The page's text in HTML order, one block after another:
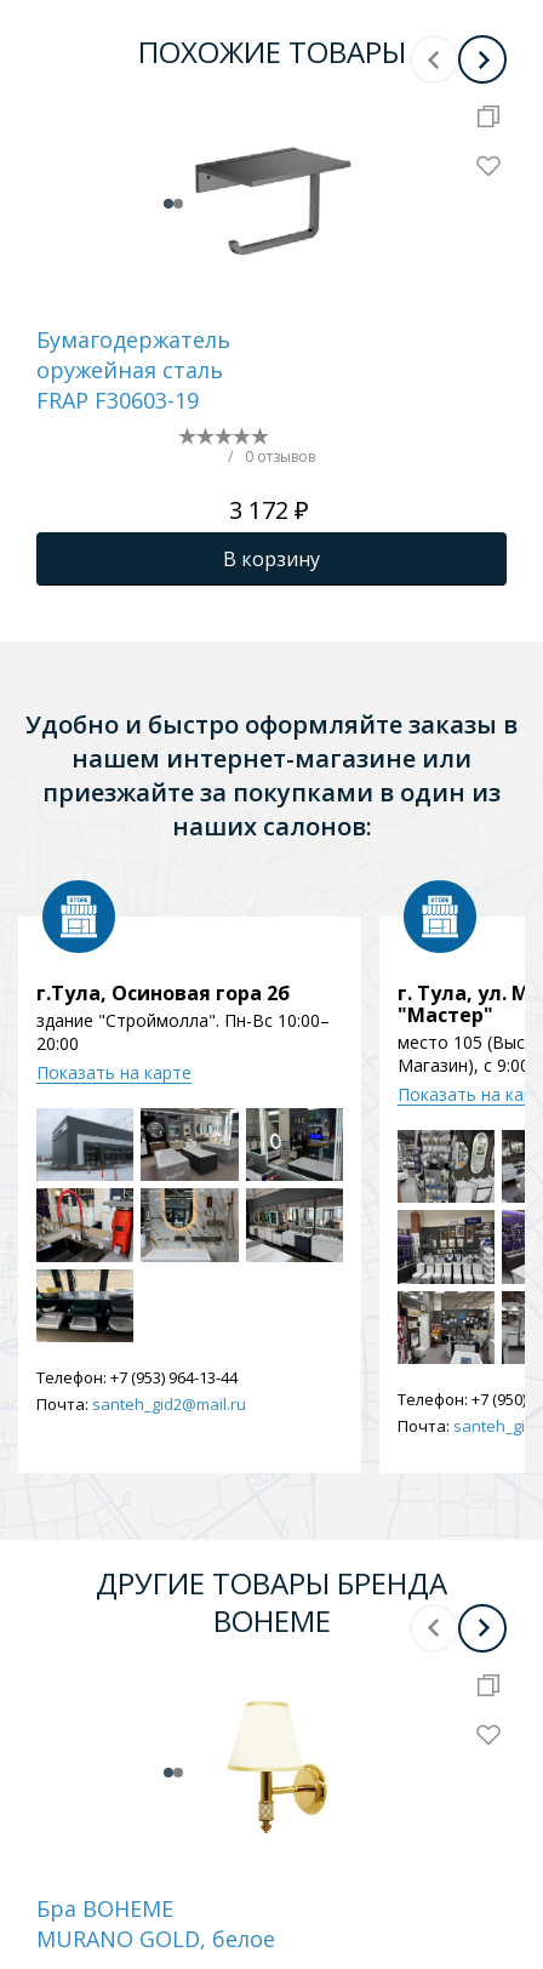
ПОХОЖИЕ ТОВАРЫ
Бумагодержатель
оружейная сталь
FRAP F30603-19
/ 0 отзывов
3 172 ₽
В корзину
Удобно и быстро оформляйте заказы в
нашем интернет-магазине или
приезжайте за покупками в один из
наших салонов:
г.Тула, Осиновая гора 2б
здание "Строймолла". Пн-Вс 10:00–
20:00
Показать на карте
Телефон: +7 (953) 964-13-44
Почта: santeh_gid2@mail.ru
г. Тула, ул.
"Мастер"
место 105
Магазин), с 9:00
Показать на
Телефон: +7 (950)
Почта:
ДРУГИЕ ТОВАРЫ БРЕНДА
BOHEME
Бра BOHEME
MURANO GOLD, белое